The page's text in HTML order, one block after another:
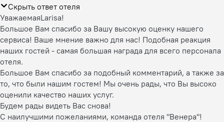
Скрыть ответ отеля
УважаемаяLarisa!
Большое Вам спасибо за Вашу высокую оценку нашего
сервиса! Ваше мнение важно для нас! Подобная реакция
наших гостей - самая большая награда для всего персонала
отеля.
Большое Вам спасибо за подобный комментарий, а также за
то, что были нашим гостем! Мы очень рады, что Вы высоко
оценили качество наших услуг.
Будем рады видеть Вас снова!
С наилучшими пожеланиями, команда отеля "Венера"!